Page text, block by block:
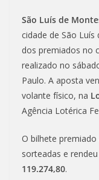
São Luís de
cidade de São
dos premiados no
realizado no
Paulo. A aposta
volante físico, na
Agência Lotérica
O bilhete
sorteadas e
119.274,80.